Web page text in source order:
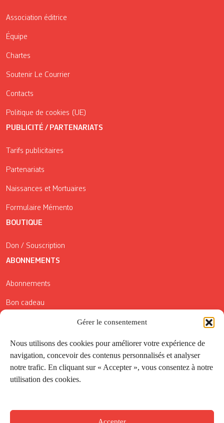
Gérer le consentement
Nous utilisons des cookies pour améliorer votre expérience de
navigation, concevoir des contenus personnalisés et analyser
notre trafic. En cliquant sur « Accepter », vous consentez à notre
utilisation des cookies.
Accepter
Association éditrice
Équipe
Chartes
Soutenir Le Courrier
Contacts
Politique de cookies (UE)
PUBLICITÉ / PARTENARIATS
Tarifs publicitaires
Partenariats
Naissances et Mortuaires
Formulaire Mémento
BOUTIQUE
Don / Souscription
ABONNEMENTS
Abonnements
Bon cadeau
Conditions générales de vente
Réductions de la Carte Côté Courrier
Application